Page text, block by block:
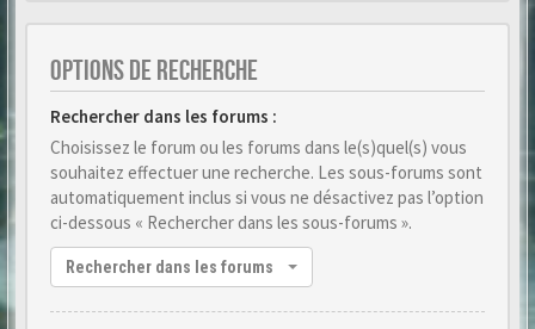
OPTIONS DE RECHERCHE
Rechercher dans les forums :
Choisissez le forum ou les forums dans le(s)quel(s) vous
souhaitez effectuer une recherche. Les sous-forums sont
automatiquement inclus si vous ne désactivez pas l’option
ci-dessous « Rechercher dans les sous-forums ».
Rechercher dans les forums